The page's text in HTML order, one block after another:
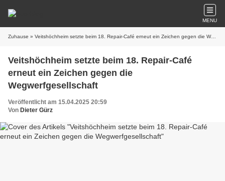
MENU
Zuhause » Veitshöchheim setzte beim 18. Repair-Café erneut ein Zeichen gegen die Wegwerfgesellschaft
Veitshöchheim setzte beim 18. Repair-Café
erneut ein Zeichen gegen die
Wegwerfgesellschaft
Veröffentlicht am 15.04.2025 20:59
Von Dieter Gürz